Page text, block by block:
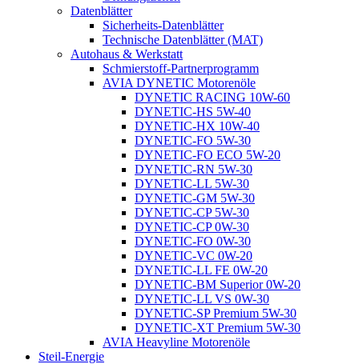
Datenblätter
Sicherheits-Datenblätter
Technische Datenblätter (MAT)
Autohaus & Werkstatt
Schmierstoff-Partnerprogramm
AVIA DYNETIC Motorenöle
DYNETIC RACING 10W-60
DYNETIC-HS 5W-40
DYNETIC-HX 10W-40
DYNETIC-FO 5W-30
DYNETIC-FO ECO 5W-20
DYNETIC-RN 5W-30
DYNETIC-LL 5W-30
DYNETIC-GM 5W-30
DYNETIC-CP 5W-30
DYNETIC-CP 0W-30
DYNETIC-FO 0W-30
DYNETIC-VC 0W-20
DYNETIC-LL FE 0W-20
DYNETIC-BM Superior 0W-20
DYNETIC-LL VS 0W-30
DYNETIC-SP Premium 5W-30
DYNETIC-XT Premium 5W-30
AVIA Heavyline Motorenöle
Steil-Energie